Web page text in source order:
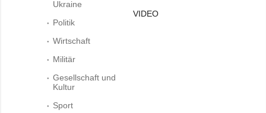
Ukraine
Politik
Wirtschaft
Militär
Gesellschaft und
Kultur
Sport
VIDEO